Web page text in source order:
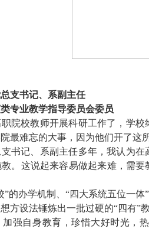
支书记、系副主任
专业教学指导委员会委员
院校教师开展科研工作了，学
最难忘的大事，因为他们开了这
书记、系副主任多年，我认为
。这说起来容易做起来难，需
”的办学机制、“四大系统五位一
方设法锤炼出一批过硬的“四有”
加强自身教育，珍惜大好时光，